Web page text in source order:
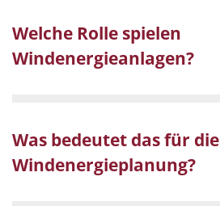
Welche Rolle spielen
Windenergieanlagen?
Was bedeutet das für die
Windenergieplanung?